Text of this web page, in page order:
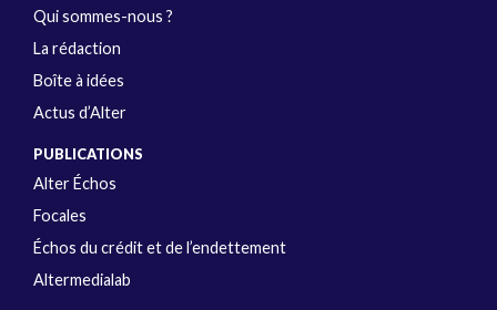
Qui sommes-nous ?
La rédaction
Boîte à idées
Actus d’Alter
PUBLICATIONS
Alter Échos
Focales
Échos du crédit et de l’endettement
Altermedialab